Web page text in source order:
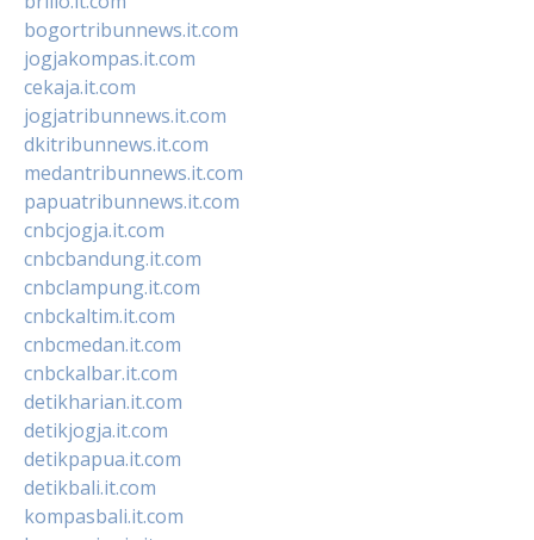
bogortribunnews.it.com
jogjakompas.it.com
cekaja.it.com
jogjatribunnews.it.com
dkitribunnews.it.com
medantribunnews.it.com
papuatribunnews.it.com
cnbcjogja.it.com
cnbcbandung.it.com
cnbclampung.it.com
cnbckaltim.it.com
cnbcmedan.it.com
cnbckalbar.it.com
detikharian.it.com
detikjogja.it.com
detikpapua.it.com
detikbali.it.com
kompasbali.it.com